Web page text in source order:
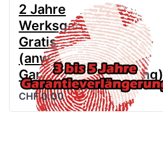
2 Jahre
Werksgarantie
Gratis
(anwählen für
Garantieverlängerung)
CHF 0.00